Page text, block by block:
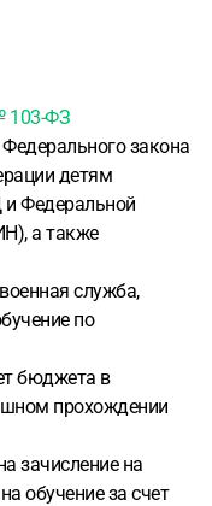
103-ФЗ
закона
детям
Федеральной
а также
служба,
по
бюджета в
прохождении
зачисление на
обучение за счет